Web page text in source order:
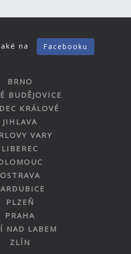
na Facebooku
BRNO
BUDĚJOVICE
KRÁLOVÉ
JIHLAVA
VARY
LIBEREC
OSTRAVA
PLZEŇ
PRAHA
NAD LABEM
ZLÍN